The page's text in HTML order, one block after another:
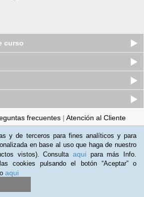
curso
y de terceros para fines analíticos y para
en base al uso que haga de nuestro
vistos). Consulta aqui para más Info.
cookies pulsando el botón “Aceptar” o
aqui
frecuentes | Atención al Cliente
negocio|Programa de Afiliación
2026 Aprendum
LLámanos:
+34 91 989 0489
de uso|